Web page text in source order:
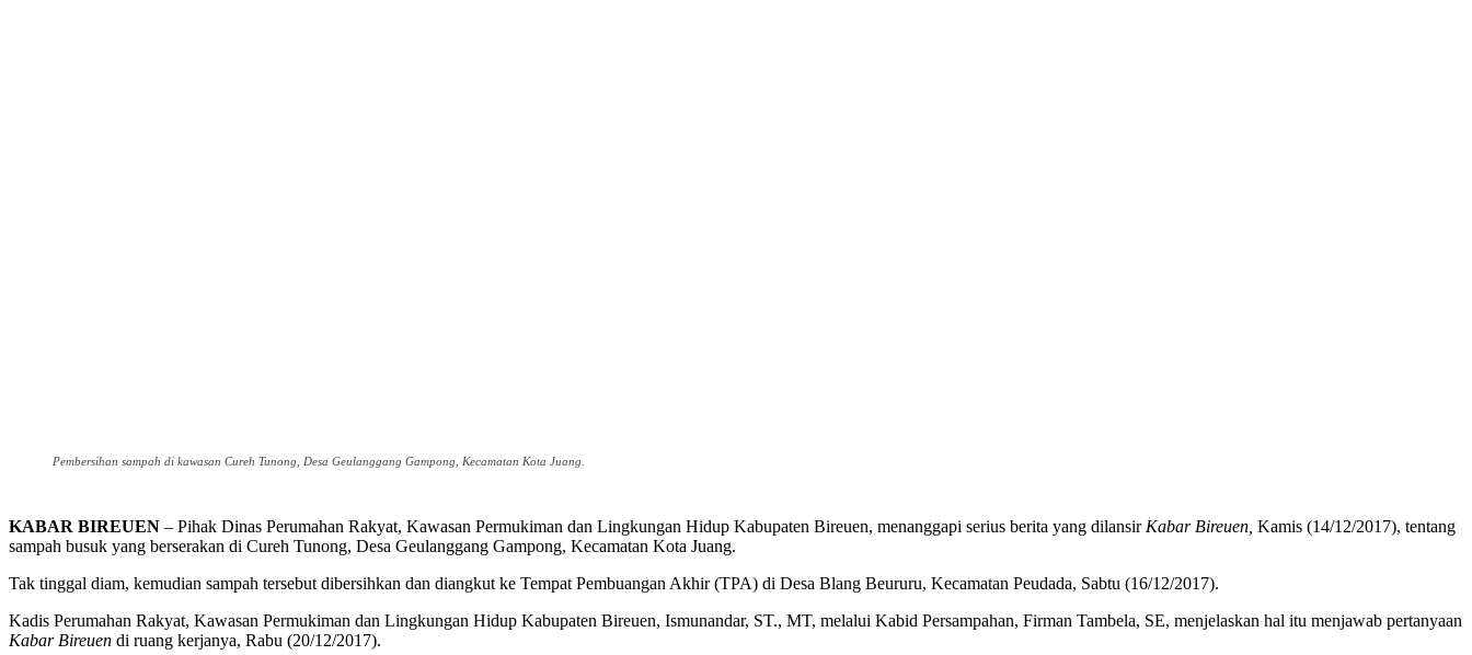
Pembersihan sampah di kawasan Cureh Tunong, Desa Geulanggang Gampong, Kecamatan Kota Juang.
KABAR BIREUEN – Pihak Dinas Perumahan Rakyat, Kawasan Permukiman dan Lingkungan Hidup Kabupaten Bireuen, menanggapi serius berita yang dilansir Kabar Bireuen, Kamis (14/12/2017), tentang
sampah busuk yang berserakan di Cureh Tunong, Desa Geulanggang Gampong, Kecamatan Kota Juang.
Tak tinggal diam, kemudian sampah tersebut dibersihkan dan diangkut ke Tempat Pembuangan Akhir (TPA) di Desa Blang Beururu, Kecamatan Peudada, Sabtu (16/12/2017).
Kadis Perumahan Rakyat, Kawasan Permukiman dan Lingkungan Hidup Kabupaten Bireuen, Ismunandar, ST., MT, melalui Kabid Persampahan, Firman Tambela, SE, menjelaskan hal itu menjawab pertanyaan
Kabar Bireuen di ruang kerjanya, Rabu (20/12/2017).